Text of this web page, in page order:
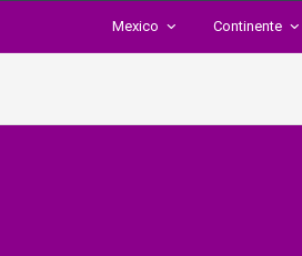
Mexico Continente